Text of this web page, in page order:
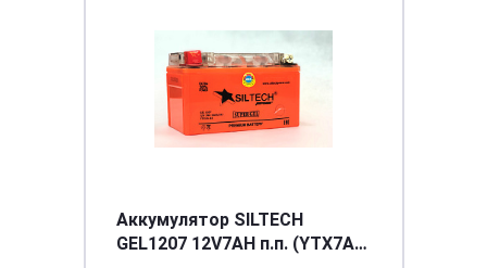
Аккумулятор SILTECH
GEL1207 12V7AH п.п. (YTX7A-